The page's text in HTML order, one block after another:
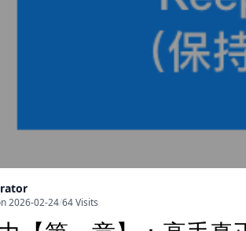
2026-02-24/64 Visits